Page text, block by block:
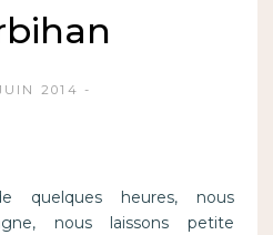
2014
quelques heures, nous
nous laissons petite